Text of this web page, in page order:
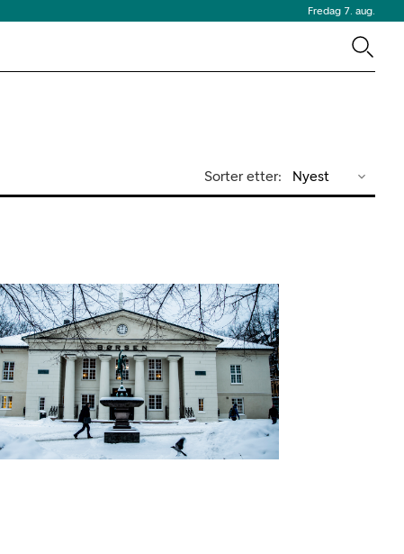
Fredag 7. aug.
Sorter etter: Nyest